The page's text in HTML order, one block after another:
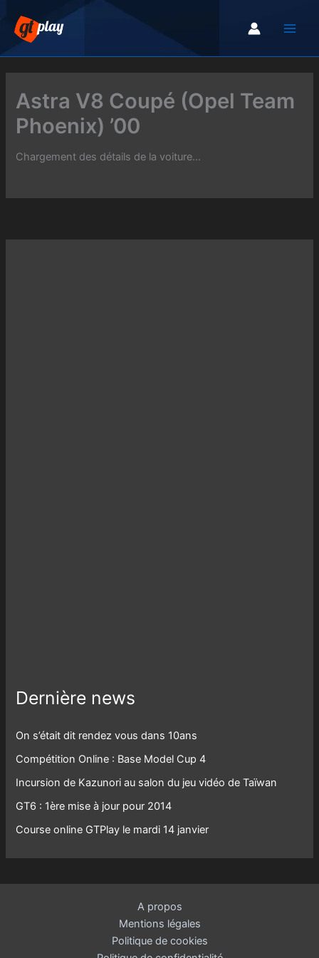
contenu
Astra V8 Coupé (Opel Team
Phoenix) ’00
Chargement des détails de la voiture...
Dernière news
On s’était dit rendez vous dans 10ans
Compétition Online : Base Model Cup 4
Incursion de Kazunori au salon du jeu vidéo de Taïwan
GT6 : 1ère mise à jour pour 2014
Course online GTPlay le mardi 14 janvier
A propos
Mentions légales
Politique de cookies